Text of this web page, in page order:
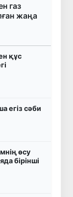
газ
жаңа
құс
егіз сәби
өсу
бірінші